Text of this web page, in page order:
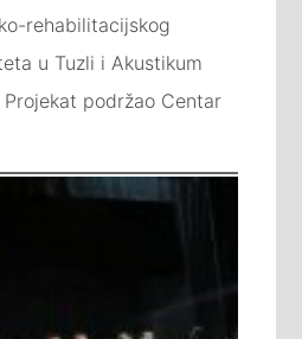
rehabilitacijskog
u Tuzli i Akustikum
podržao Centar